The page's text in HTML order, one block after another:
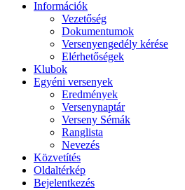
Információk
Vezetőség
Dokumentumok
Versenyengedély kérése
Elérhetőségek
Klubok
Egyéni versenyek
Eredmények
Versenynaptár
Verseny Sémák
Ranglista
Nevezés
Közvetítés
Oldaltérkép
Bejelentkezés